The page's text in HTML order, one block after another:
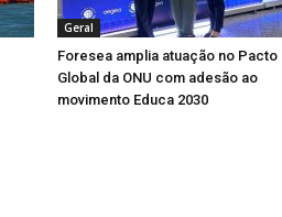
Geral
Foresea amplia atuação no Pacto
Global da ONU com adesão ao
movimento Educa 2030